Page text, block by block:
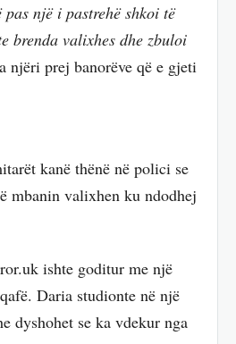
një i pastrehë shkoi të
brenda valixhes dhe zbuloi
njëri prej banorëve që e gjeti
kanë thënë në polici se
mbanin valixhen ku ndodhej
ishte goditur me një
Daria studionte në një
dyshohet se ka vdekur nga